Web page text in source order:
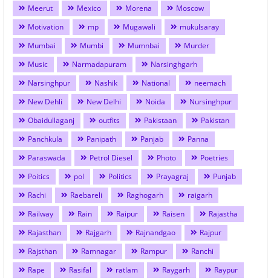
Meerut
Mexico Morena
Moscow
Motivation
mp Mugawali
mukulsaray
Mumbai
Mumbi Mumnbai
Murder
Music
Narmadapuram
Narsinghgarh
Narsinghpur
Nashik National
neemach
New Dehli
New Delhi Noida
Nursinghpur
Obaidullaganj
outfits Pakistaan
Pakistan
Panchkula
Panipath Panjab
Panna
Paraswada
Petrol Diesel Photo
Poetries
Poitics
pol Politics Prayagraj
Punjab
Rachi
Raebareli Raghogarh
raigarh
Railway
Rain Raipur Raisen
Rajastha
Rajasthan
Rajgarh Rajnandgao
Rajpur
Rajsthan
Ramnagar Rampur
Ranchi
Rape
Rasifal ratlam Raygarh
Raypur